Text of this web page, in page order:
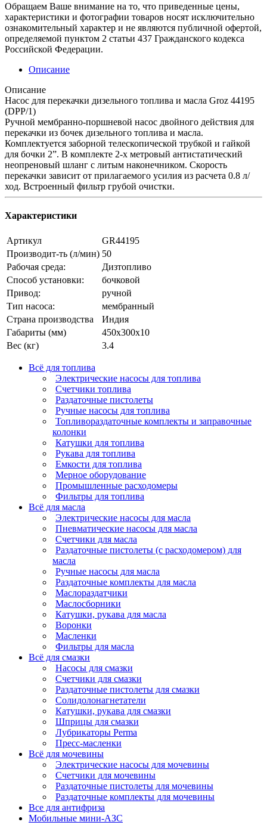
Обращаем Ваше внимание на то, что приведенные цены,
характеристики и фотографии товаров носят исключительно
ознакомительный характер и не являются публичной офертой,
определяемой пунктом 2 статьи 437 Гражданского кодекса
Российской Федерации.
Описание
Описание
Насос для перекачки дизельного топлива и масла Groz 44195
(DPP/1)
Ручной мембранно-поршневой насос двойного действия для
перекачки из бочек дизельного топлива и масла.
Комплектуется заборной телескопической трубкой и гайкой
для бочки 2”. В комплекте 2-х метровый антистатический
неопреновый шланг с литым наконечником. Скорость
перекачки зависит от прилагаемого усилия из расчета 0.8 л/
ход. Встроенный фильтр грубой очистки.
Характеристики
Артикул
GR44195
Производит-ть (л/мин) 50
Рабочая среда:
Дизтопливо
Способ установки:
бочковой
Привод:
ручной
Тип насоса:
мембранный
Страна производства
Индия
Габариты (мм)
450х300х10
Вес (кг)
3.4
Всё для топлива
Электрические насосы для топлива
Счетчики топлива
Раздаточные пистолеты
Ручные насосы для топлива
Топливораздаточные комплекты и заправочные
колонки
Катушки для топлива
Рукава для топлива
Емкости для топлива
Мерное оборудование
Промышленные расходомеры
Фильтры для топлива
Всё для масла
Электрические насосы для масла
Пневматические насосы для масла
Счетчики для масла
Раздаточные пистолеты (с расходомером) для
масла
Ручные насосы для масла
Раздаточные комплекты для масла
Маслораздатчики
Маслосборники
Катушки, рукава для масла
Воронки
Масленки
Фильтры для масла
Всё для смазки
Насосы для смазки
Счетчики для смазки
Раздаточные пистолеты для смазки
Солидолонагнетатели
Катушки, рукава для смазки
Шприцы для смазки
Лубрикаторы Perma
Пресс-масленки
Всё для мочевины
Электрические насосы для мочевины
Счетчики для мочевины
Раздаточные пистолеты для мочевины
Раздаточные комплекты для мочевины
Все для антифриза
Мобильные мини-АЗС